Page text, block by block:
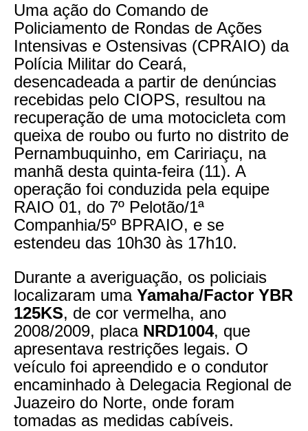
Uma ação do Comando de
Policiamento de Rondas de Ações
Intensivas e Ostensivas (CPRAIO) da
Polícia Militar do Ceará,
desencadeada a partir de denúncias
recebidas pelo CIOPS, resultou na
recuperação de uma motocicleta com
queixa de roubo ou furto no distrito de
Pernambuquinho, em Caririaçu, na
manhã desta quinta-feira (11). A
operação foi conduzida pela equipe
RAIO 01, do 7º Pelotão/1ª
Companhia/5º BPRAIO, e se
estendeu das 10h30 às 17h10.
Durante a averiguação, os policiais
localizaram uma Yamaha/Factor YBR
125KS, de cor vermelha, ano
2008/2009, placa NRD1004, que
apresentava restrições legais. O
veículo foi apreendido e o condutor
encaminhado à Delegacia Regional de
Juazeiro do Norte, onde foram
tomadas as medidas cabíveis.